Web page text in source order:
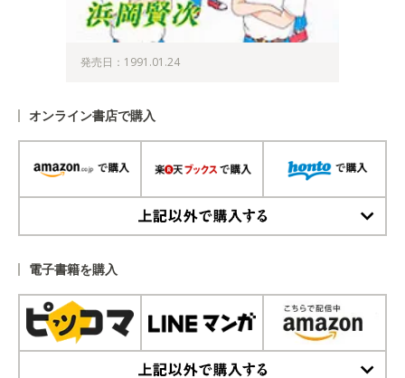
発売日：1991.01.24
オンライン書店で購入
電子書籍を購入